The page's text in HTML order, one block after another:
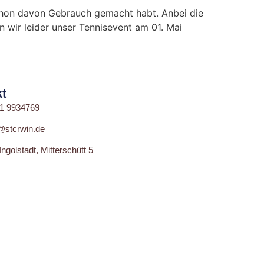
davon Gebrauch gemacht habt. Anbei die
leider unser Tennisevent am 01. Mai
9934769
Mitterschütt 5